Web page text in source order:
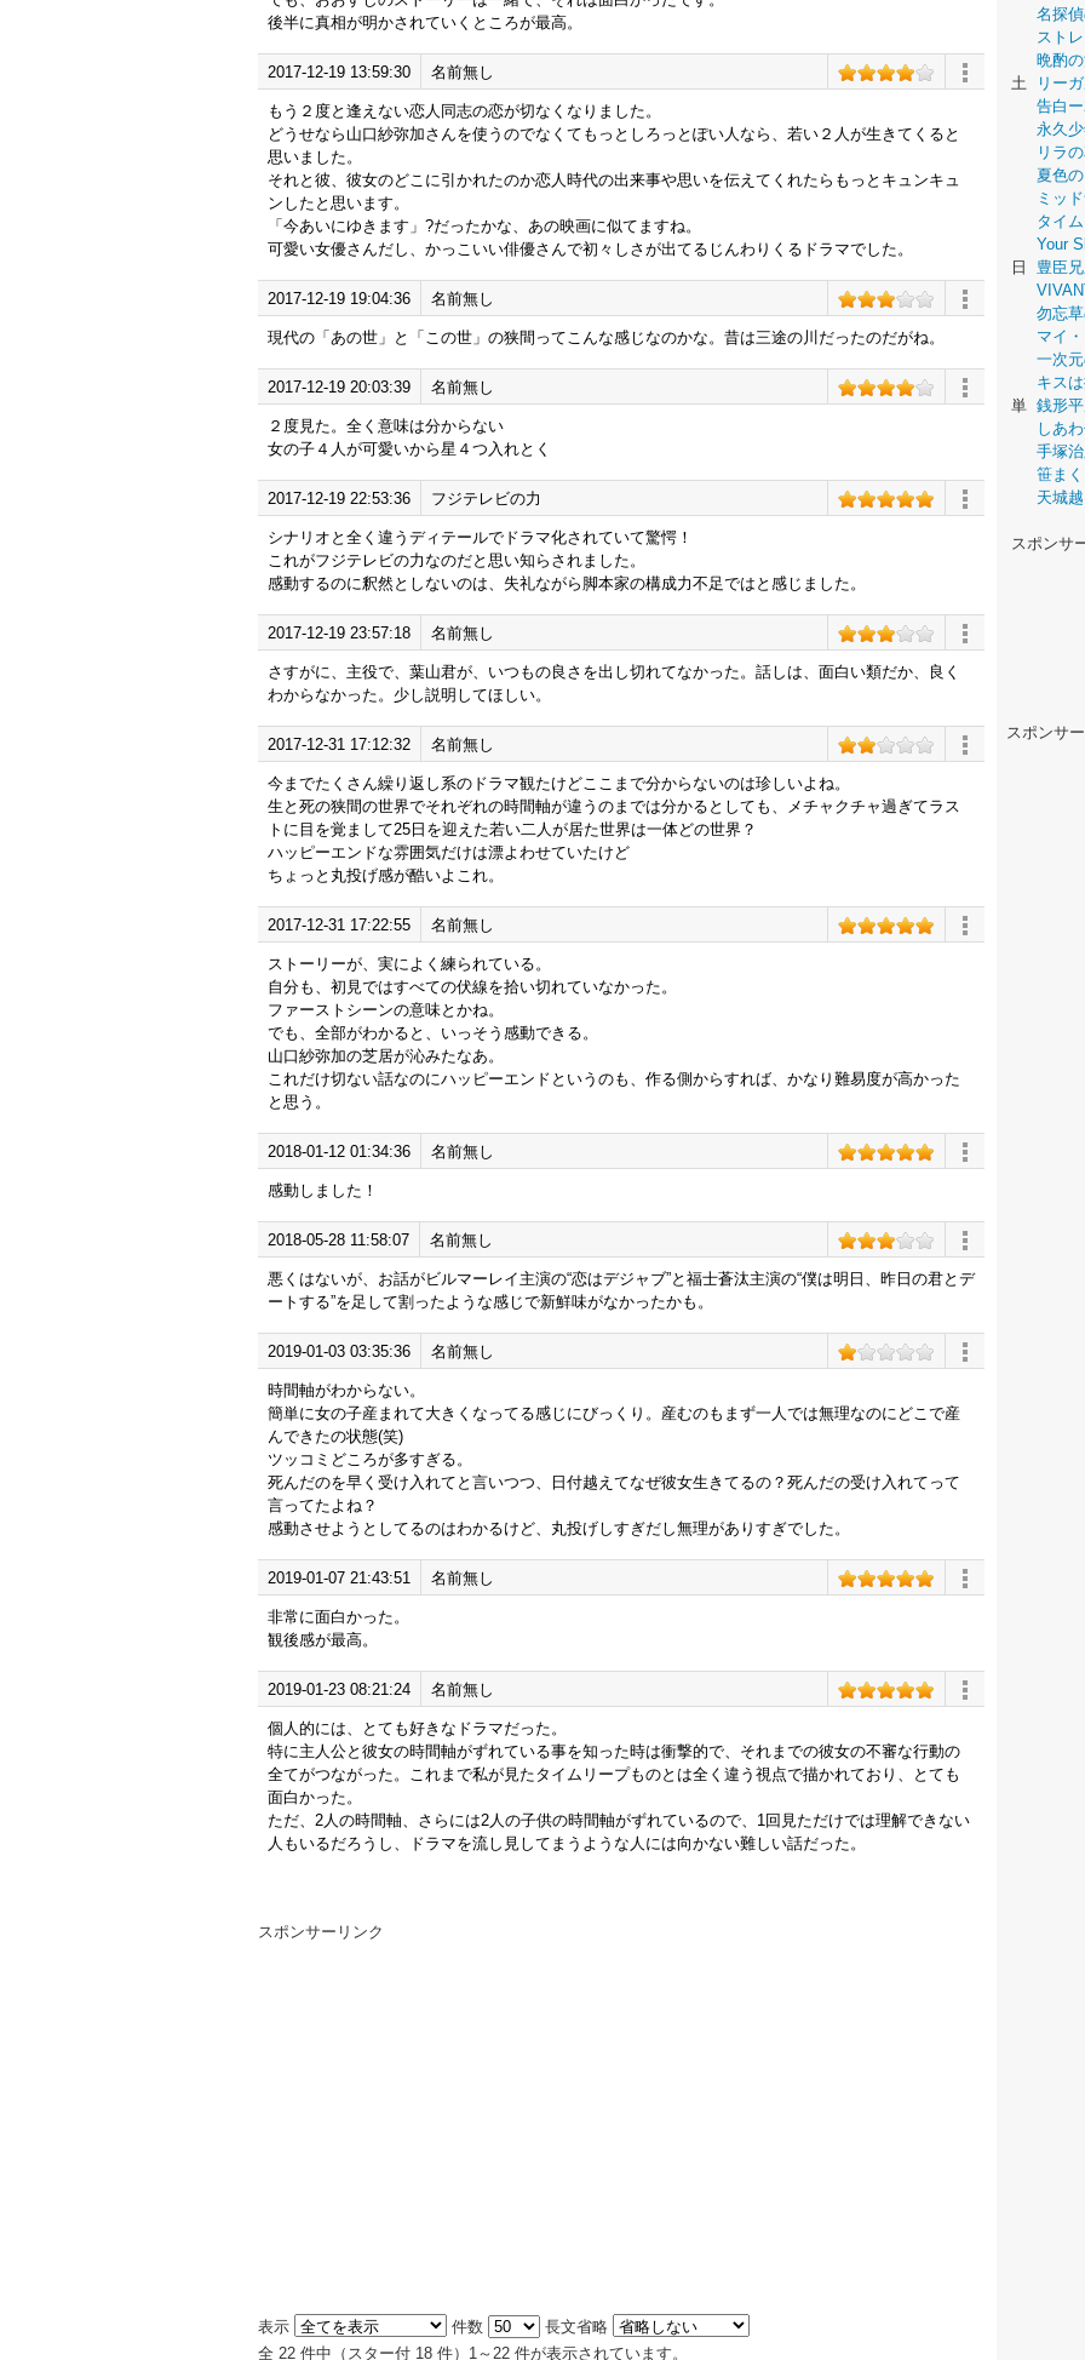
後半に真相が明かされていくところが最高。
2017-12-19 13:59:30 名前無し
もう２度と逢えない恋人同志の恋が切なくなりました。
どうせなら山口紗弥加さんを使うのでなくてもっとしろっとぽい人なら、若い２人が生きてくると
思いました。
それと彼、彼女のどこに引かれたのか恋人時代の出来事や思いを伝えてくれたらもっとキュンキュ
ンしたと思います。
「今あいにゆきます」?だったかな、あの映画に似てますね。
可愛い女優さんだし、かっこいい俳優さんで初々しさが出てるじんわりくるドラマでした。
2017-12-19 19:04:36 名前無し
現代の「あの世」と「この世」の狭間ってこんな感じなのかな。昔は三途の川だったのだがね。
2017-12-19 20:03:39 名前無し
２度見た。全く意味は分からない
女の子４人が可愛いから星４つ入れとく
2017-12-19 22:53:36 フジテレビの力
シナリオと全く違うディテールでドラマ化されていて驚愕！
これがフジテレビの力なのだと思い知らされました。
感動するのに釈然としないのは、失礼ながら脚本家の構成力不足ではと感じました。
2017-12-19 23:57:18 名前無し
さすがに、主役で、葉山君が、いつもの良さを出し切れてなかった。話しは、面白い類だか、良く
わからなかった。少し説明してほしい。
2017-12-31 17:12:32 名前無し
今までたくさん繰り返し系のドラマ観たけどここまで分からないのは珍しいよね。
生と死の狭間の世界でそれぞれの時間軸が違うのまでは分かるとしても、メチャクチャ過ぎてラス
トに目を覚まして25日を迎えた若い二人が居た世界は一体どの世界？
ハッピーエンドな雰囲気だけは漂よわせていたけど
ちょっと丸投げ感が酷いよこれ。
2017-12-31 17:22:55 名前無し
ストーリーが、実によく練られている。
自分も、初見ではすべての伏線を拾い切れていなかった。
ファーストシーンの意味とかね。
でも、全部がわかると、いっそう感動できる。
山口紗弥加の芝居が沁みたなあ。
これだけ切ない話なのにハッピーエンドというのも、作る側からすれば、かなり難易度が高かった
と思う。
2018-01-12 01:34:36 名前無し
感動しました！
2018-05-28 11:58:07 名前無し
悪くはないが、お話がビルマーレイ主演の“恋はデジャブ”と福士蒼汰主演の“僕は明日、昨日の君とデ
ートする”を足して割ったような感じで新鮮味がなかったかも。
2019-01-03 03:35:36 名前無し
時間軸がわからない。
簡単に女の子産まれて大きくなってる感じにびっくり。産むのもまず一人では無理なのにどこで産
んできたの状態(笑)
ツッコミどころが多すぎる。
死んだのを早く受け入れてと言いつつ、日付越えてなぜ彼女生きてるの？死んだの受け入れてって
言ってたよね？
感動させようとしてるのはわかるけど、丸投げしすぎだし無理がありすぎでした。
2019-01-07 21:43:51 名前無し
非常に面白かった。
観後感が最高。
2019-01-23 08:21:24 名前無し
個人的には、とても好きなドラマだった。
特に主人公と彼女の時間軸がずれている事を知った時は衝撃的で、それまでの彼女の不審な行動の
全てがつながった。これまで私が見たタイムリープものとは全く違う視点で描かれており、とても
面白かった。
ただ、2人の時間軸、さらには2人の子供の時間軸がずれているので、1回見ただけでは理解できない
人もいるだろうし、ドラマを流し見してまうような人には向かない難しい話だった。
スポンサーリンク
表示 件数
長文省略
全 22 件中（スター付 18 件）1～22 件が表示されています。
名探
スト
晩酌
土
リー
告白
永久
リラ
夏色
ミッ
タイ
Your
日
豊臣
勿忘
マイ
一次
キス
単 銭形
しあ
手塚
笹ま
天城
スポンサ
スポンサ